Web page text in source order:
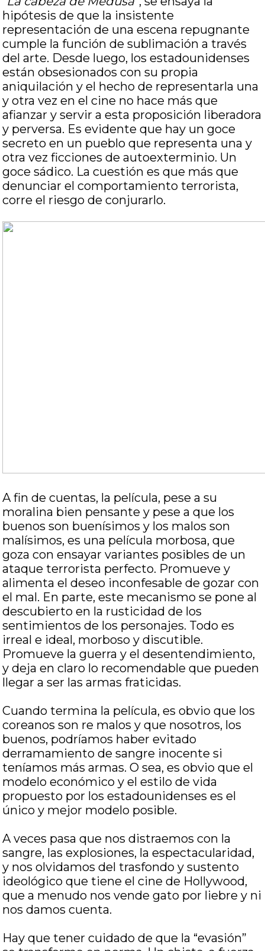
hipótesis de que la insistente
representación de una escena repugnante
cumple la función de sublimación a través
del arte. Desde luego, los estadounidenses
están obsesionados con su propia
aniquilación y el hecho de representarla una
y otra vez en el cine no hace más que
afianzar y servir a esta proposición liberadora
y perversa. Es evidente que hay un goce
secreto en un pueblo que representa una y
otra vez ficciones de autoexterminio. Un
goce sádico. La cuestión es que más que
denunciar el comportamiento terrorista,
corre el riesgo de conjurarlo.
A fin de cuentas, la película, pese a su
moralina bien pensante y pese a que los
buenos son buenísimos y los malos son
malísimos, es una película morbosa, que
goza con ensayar variantes posibles de un
ataque terrorista perfecto. Promueve y
alimenta el deseo inconfesable de gozar con
el mal. En parte, este mecanismo se pone al
descubierto en la rusticidad de los
sentimientos de los personajes. Todo es
irreal e ideal, morboso y discutible.
Promueve la guerra y el desentendimiento,
y deja en claro lo recomendable que pueden
llegar a ser las armas fraticidas.
Cuando termina la película, es obvio que los
coreanos son re malos y que nosotros, los
buenos, podríamos haber evitado
derramamiento de sangre inocente si
teníamos más armas. O sea, es obvio que el
modelo económico y el estilo de vida
propuesto por los estadounidenses es el
único y mejor modelo posible.
A veces pasa que nos distraemos con la
sangre, las explosiones, la espectacularidad,
y nos olvidamos del trasfondo y sustento
ideológico que tiene el cine de Hollywood,
que a menudo nos vende gato por liebre y ni
nos damos cuenta.
Hay que tener cuidado de que la “evasión”